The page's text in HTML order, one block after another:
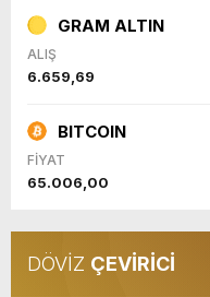
GRAM ALTIN
ALIŞ
6.659,69
BITCOIN
FİYAT
65.006,00
DÖVİZ ÇEVİRİCİ